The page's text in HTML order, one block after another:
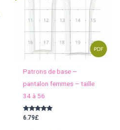
Patrons de base –
pantalon femmes – taille
34 à 56
Note
6.79£